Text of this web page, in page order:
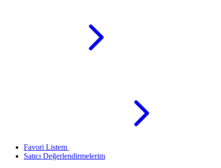
Favori Listem
Satıcı Değerlendirmelerim